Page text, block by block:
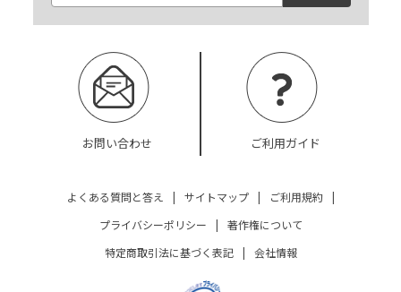
お問い合わせ ご利用ガイド
よくある質問と答え | サイトマップ | ご利用規約
|
プライバシーポリシー
|
著作権について
特定商取引法に基づく表記
| 会社情報